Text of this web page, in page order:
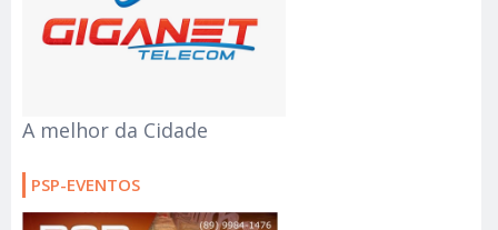
A melhor da Cidade
PSP-EVENTOS